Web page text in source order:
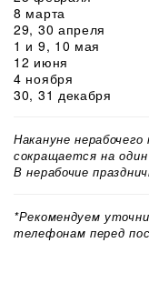
8 марта
29, 30 апреля
1 и 9, 10 мая
12 июня
4 ноября
30, 31 декабря
Накануне
сокращается на один
В нерабочие
*Рекомендуем
телефонам перед